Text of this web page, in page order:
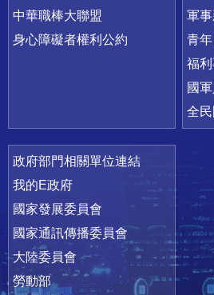
中華職棒大聯盟
身心障礙者權利公約
軍
青
福
國
全
政府部門相關單位連結
我的E政府
國家發展委員會
國家通訊傳播委員會
大陸委員會
勞動部